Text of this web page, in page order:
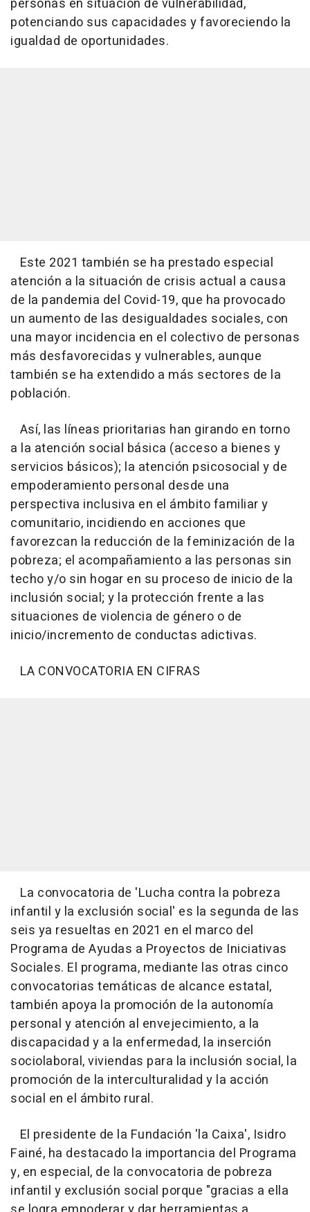
personas en situación de vulnerabilidad,
potenciando sus capacidades y favoreciendo la
igualdad de oportunidades.
Este 2021 también se ha prestado especial
atención a la situación de crisis actual a causa
de la pandemia del Covid-19, que ha provocado
un aumento de las desigualdades sociales, con
una mayor incidencia en el colectivo de personas
más desfavorecidas y vulnerables, aunque
también se ha extendido a más sectores de la
población.
Así, las líneas prioritarias han girando en torno
a la atención social básica (acceso a bienes y
servicios básicos); la atención psicosocial y de
empoderamiento personal desde una
perspectiva inclusiva en el ámbito familiar y
comunitario, incidiendo en acciones que
favorezcan la reducción de la feminización de la
pobreza; el acompañamiento a las personas sin
techo y/o sin hogar en su proceso de inicio de la
inclusión social; y la protección frente a las
situaciones de violencia de género o de
inicio/incremento de conductas adictivas.
LA CONVOCATORIA EN CIFRAS
La convocatoria de 'Lucha contra la pobreza
infantil y la exclusión social' es la segunda de las
seis ya resueltas en 2021 en el marco del
Programa de Ayudas a Proyectos de Iniciativas
Sociales. El programa, mediante las otras cinco
convocatorias temáticas de alcance estatal,
también apoya la promoción de la autonomía
personal y atención al envejecimiento, a la
discapacidad y a la enfermedad, la inserción
sociolaboral, viviendas para la inclusión social, la
promoción de la interculturalidad y la acción
social en el ámbito rural.
El presidente de la Fundación 'la Caixa', Isidro
Fainé, ha destacado la importancia del Programa
y, en especial, de la convocatoria de pobreza
infantil y exclusión social porque "gracias a ella